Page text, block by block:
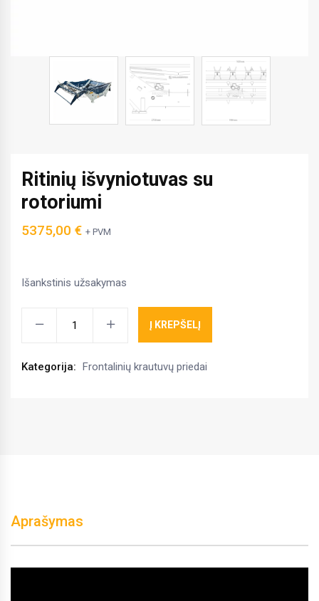
Ritinių išvyniotuvas su
rotoriumi
5375,00 € + PVM
Išankstinis užsakymas
rotoriumi
Į KREPŠELĮ
Kategorija: Frontalinių krautuvų priedai
Aprašymas